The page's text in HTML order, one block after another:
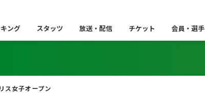
ング スタッツ 放送・配信 チケット 会員・選手
ス女子オープン